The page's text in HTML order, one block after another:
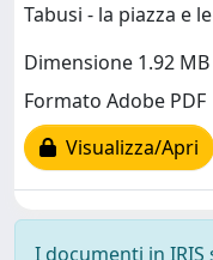
Tabusi - la piazza e
Dimensione 1.92 MB
Formato Adobe PDF
Visualizza/Apri
I documenti in